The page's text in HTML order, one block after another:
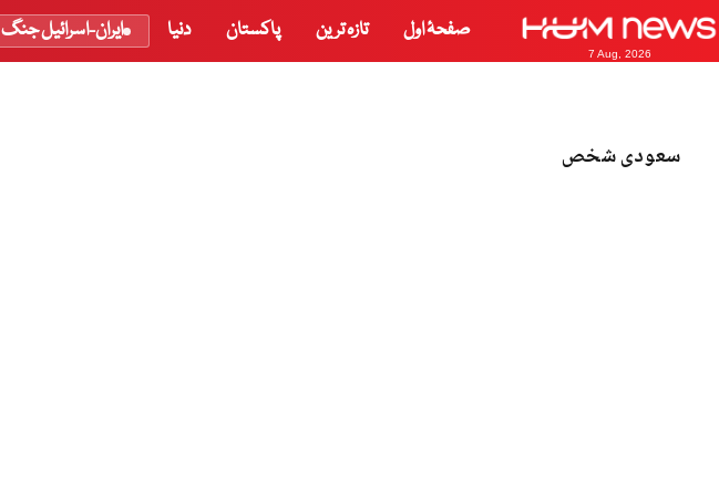
7 Aug, 2026
صفحۂ اول تازہ ترین پاکستان دنیا ایران-اسرائیل جنگ
سعودی شخص